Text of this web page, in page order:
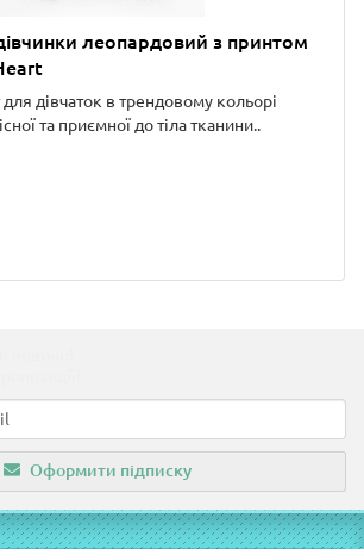
леопардовий з принтом
дівчаток в трендовому кольорі
та приємної до тіла тканини..
Оформити підписку